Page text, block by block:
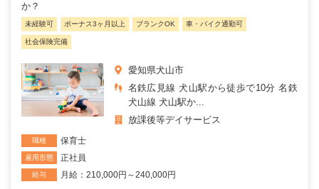
か？
未経験可 ボーナス3ヶ月以上 ブランクOK 車・バイク通勤可
社会保険完備
愛知県犬山市
名鉄広見線 犬山駅から徒歩で10分 名鉄
犬山線 犬山駅か...
放課後等デイサービス
職種 保育士
雇用形態 正社員
給与 月給：210,000円～240,000円